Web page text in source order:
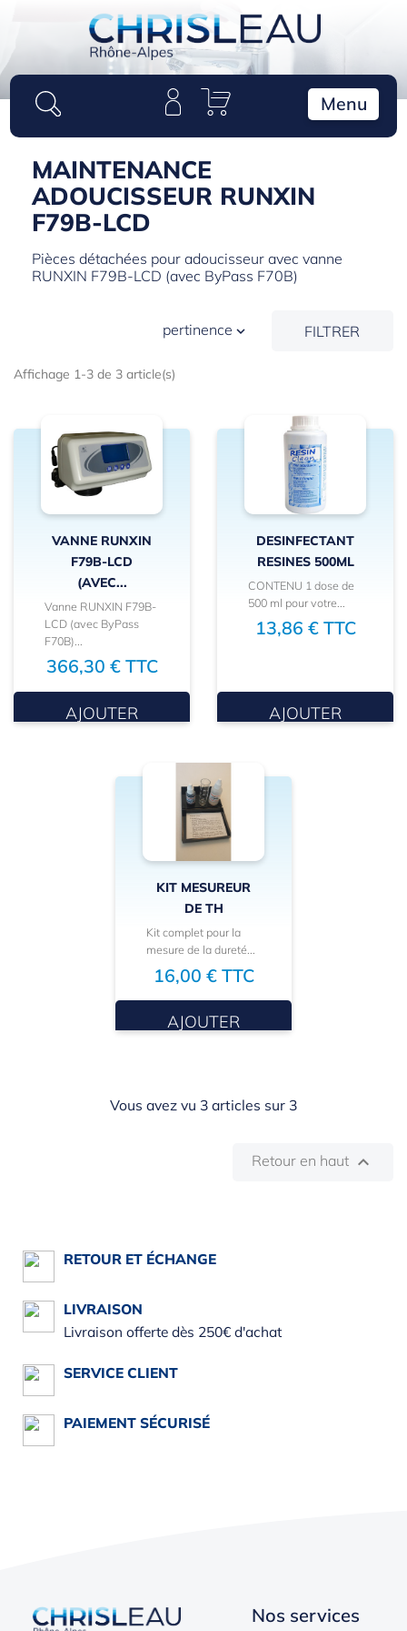
Menu
MAINTENANCE
ADOUCISSEUR RUNXIN
F79B-LCD
Pièces détachées pour adoucisseur avec vanne
RUNXIN F79B-LCD (avec ByPass F70B)
pertinence  FILTRER
Affichage 1-3 de 3 article(s)
VANNE RUNXIN
F79B-LCD
(AVEC...
Vanne RUNXIN F79B-
LCD (avec ByPass
F70B)...
366,30 € TTC
AJOUTER
DESINFECTANT
RESINES 500ML
CONTENU 1 dose de
500 ml pour votre...
13,86 € TTC
AJOUTER
KIT MESUREUR
DE TH
Kit complet pour la
mesure de la dureté...
16,00 € TTC
AJOUTER
Vous avez vu 3 articles sur 3
Retour en haut 
RETOUR ET ÉCHANGE
LIVRAISON
Livraison offerte dès 250€ d'achat
SERVICE CLIENT
PAIEMENT SÉCURISÉ
Nos services